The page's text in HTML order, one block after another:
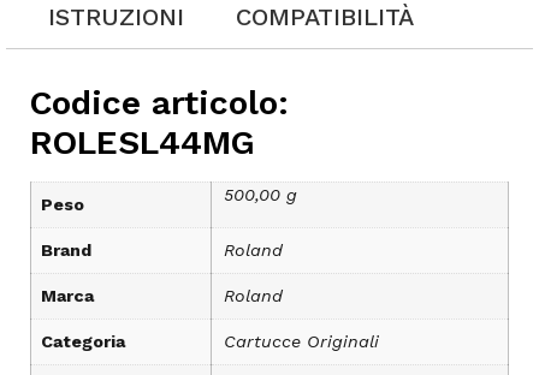
ISTRUZIONI COMPATIBILITÀ
Codice articolo:
ROLESL44MG
Peso 500,00 g
Brand Roland
Marca Roland
Categoria Cartucce Originali